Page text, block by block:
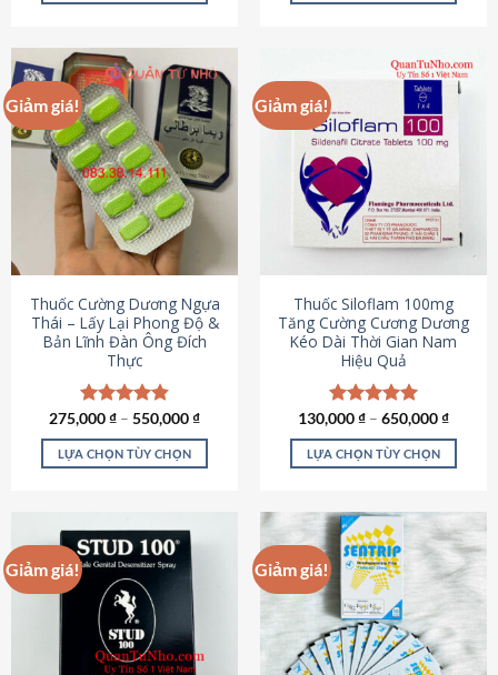
này
có
nhiều
biến
thể.
Các
tùy
chọn
có
thể
chọn
trên
trang
sản
phẩm
này
nhiều
biến
tùy
chọn
có
được
chọn
trên
trang
sản
phẩm
Giảm giá!
Thuốc Cường Dương Ngựa
Thái – Lấy Lại Phong Độ &
Bản Lĩnh Đàn Ông Đích
Thực
Được xếp
hạng4.87
5 sao
275,000₫ – 550,000₫
LỰA CHỌN TÙY CHỌN
có
nhiều
biến
thể.
Các
tùy
Giảm giá!
Thuốc Siloflam 100mg
Tăng Cường Cương Dương
Kéo Dài Thời Gian Nam
Hiệu Quả
Được xếp
hạng5.00
5 sao
130,000₫ – 650,000₫
LỰA CHỌN TÙY CHỌN
này
có
nhiều
biến
thể.
Các
tùy
Giảm giá! Giảm giá!